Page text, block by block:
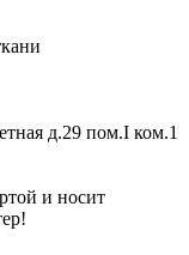
д.29 пом.I ком.1
и носит